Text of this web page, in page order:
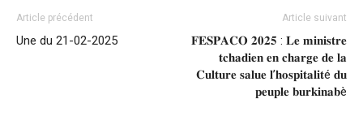
Article précédent
Une du 21-02-2025
Article suivant
𝐅𝐄𝐒𝐏𝐀𝐂𝐎 𝟐𝟎𝟐𝟓 : 𝐋𝐞 𝐦𝐢𝐧𝐢𝐬𝐭𝐫𝐞
𝐭𝐜𝐡𝐚𝐝𝐢𝐞𝐧 𝐞𝐧 𝐜𝐡𝐚𝐫𝐠𝐞 𝐝𝐞 𝐥𝐚
𝐂𝐮𝐥𝐭𝐮𝐫𝐞 𝐬𝐚𝐥𝐮𝐞 𝐥’𝐡𝐨𝐬𝐩𝐢𝐭𝐚𝐥𝐢𝐭é 𝐝𝐮
𝐩𝐞𝐮𝐩𝐥𝐞 𝐛𝐮𝐫𝐤𝐢𝐧𝐚𝐛è